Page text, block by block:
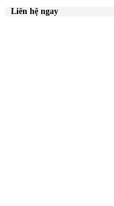
Liên hệ ngay